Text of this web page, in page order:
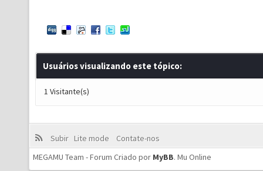
Usuários visualizando este tópico:
1 Visitante(s)
Subir Lite mode
Contate-nos
MEGAMU Team - Forum Criado por MyBB. Mu Online